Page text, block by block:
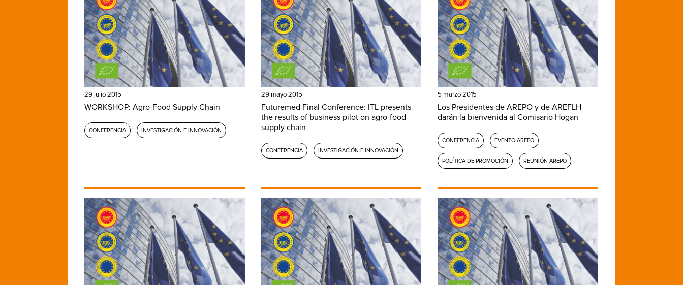
29 julio 2015
WORKSHOP: Agro-Food Supply Chain
CONFERENCIA INVESTIGACIÓN E INNOVACIÓN
29 mayo 2015
Futuremed Final Conference: ITL presents
the results of business pilot on agro-food
supply chain
CONFERENCIA INVESTIGACIÓN E INNOVACIÓN
5 marzo 2015
Los Presidentes de AREPO y de AREFLH
darán la bienvenida al Comisario Hogan
CONFERENCIA EVENTO AREPO
POLÍTICA DE PROMOCIÓN REUNIÓN AREPO